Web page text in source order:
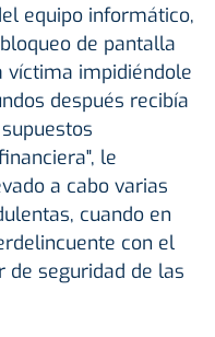
equipo informático,
de pantalla
víctima impidiéndole
después recibía
le
a cabo varias
cuando en
con el
seguridad de las